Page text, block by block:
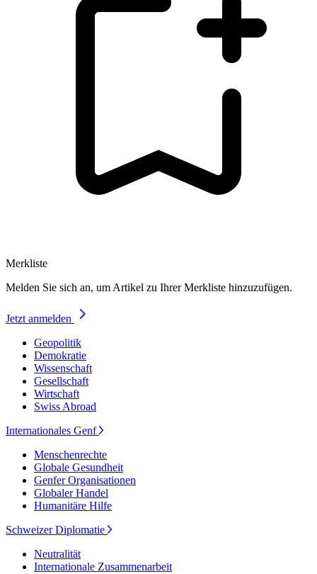
Merkliste
Melden Sie sich an, um Artikel zu Ihrer Merkliste hinzuzufügen.
Jetzt anmelden
Geopolitik
Demokratie
Wissenschaft
Gesellschaft
Wirtschaft
Swiss Abroad
Internationales Genf
Menschenrechte
Globale Gesundheit
Genfer Organisationen
Globaler Handel
Humanitäre Hilfe
Schweizer Diplomatie
Neutralität
Internationale Zusammenarbeit